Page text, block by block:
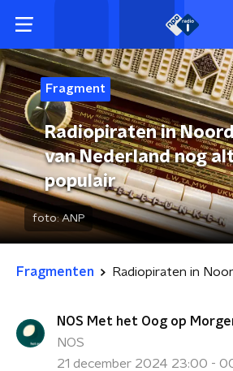
Fragment
Radiopiraten in
van Nederland nog
populair
foto:ANP
Fragmenten
NOS Met het Oog op
NOS
21 december 2024 23:00 -